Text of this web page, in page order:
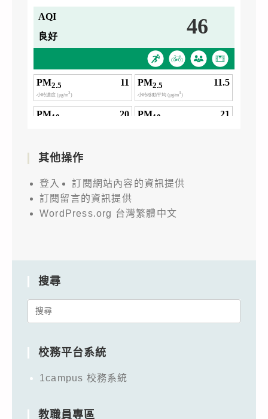
其他操作
登入
訂閱網站內容的資訊提供
訂閱留言的資訊提供
WordPress.org 台灣繁體中文
搜尋
Search
校務平台系統
1campus 校務系統
教職員專區